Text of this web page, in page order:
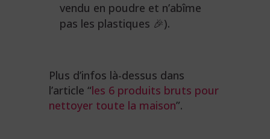
vendu en poudre et n’abîme
pas les plastiques 🎉).
Plus d’infos là-dessus dans
l’article “les 6 produits bruts pour
nettoyer toute la maison”.